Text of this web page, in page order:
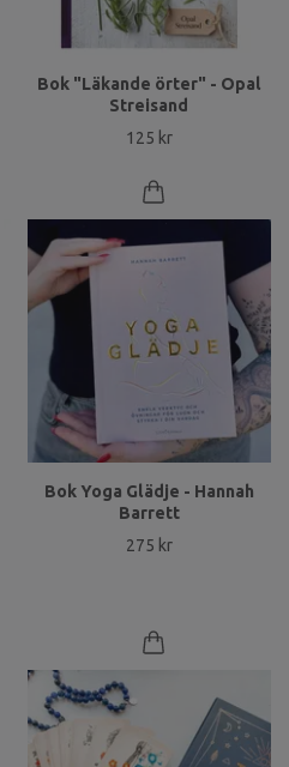
Bok "Läkande örter" - Opal
Streisand
125 kr
Bok Yoga Glädje - Hannah
Barrett
275 kr